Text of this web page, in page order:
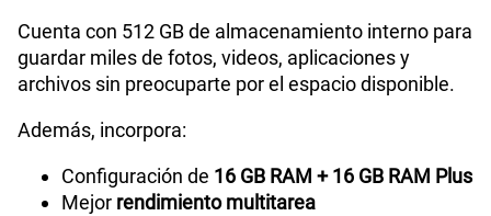
Cuenta con 512 GB de almacenamiento interno para
guardar miles de fotos, videos, aplicaciones y
archivos sin preocuparte por el espacio disponible.
Además, incorpora:
Configuración de 16 GB RAM + 16 GB RAM Plus
Mejor rendimiento multitarea